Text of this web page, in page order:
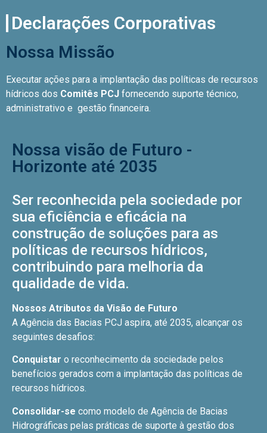
Declarações Corporativas​​
Nossa Missão​
Executar ações para a implantação das políticas de recursos
hídricos dos Comitês PCJ fornecendo suporte técnico,
administrativo e gestão financeira.
Nossa visão de Futuro -
Horizonte até 2035
Ser reconhecida pela sociedade por
sua eficiência e eficácia na
construção de soluções para as
políticas de recursos hídricos,
contribuindo para melhoria da
qualidade de vida.
Nossos Atributos da Visão de Futuro
A Agência das Bacias PCJ aspira, até 2035, alcançar os
seguintes desafios:
Conquistar o reconhecimento da sociedade pelos
benefícios gerados com a implantação das políticas de
recursos hídricos.
Consolidar-se como modelo de Agência de Bacias
Hidrográficas pelas práticas de suporte à gestão dos